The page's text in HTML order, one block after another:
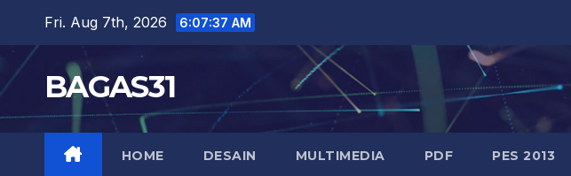
content
Fri. Aug 7th, 2026 6:07:38 AM
BAGAS31
HOME DESAIN MULTIMEDIA PDF PES 2013